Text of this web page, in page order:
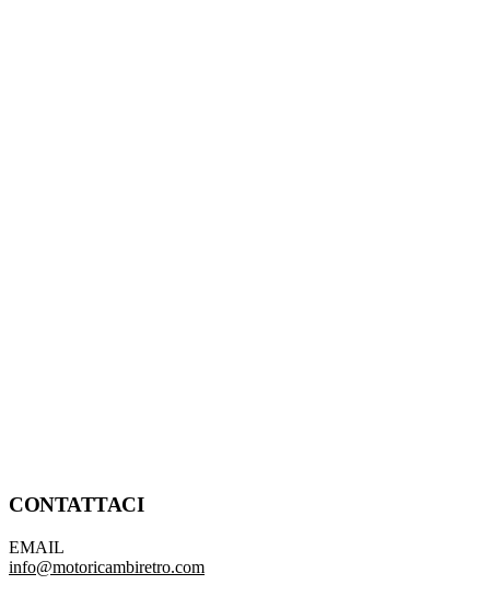
CONTATTACI
EMAIL
info@motoricambiretro.com